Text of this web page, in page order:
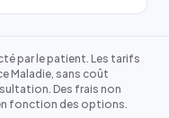
par le patient. Les tarifs
Maladie, sans coût
Des frais non
fonction des options.